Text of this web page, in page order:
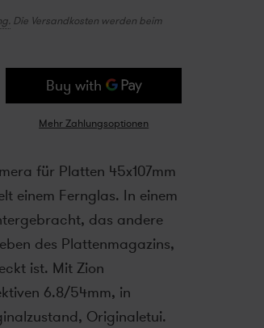
Die Versandkosten werden beim
Mehr Zahlungsoptionen
für Platten 45x107mm
einem Fernglas. In einem
das andere
des Plattenmagazins,
ist. Mit Zion
6.8/54mm, in
Originaletui.